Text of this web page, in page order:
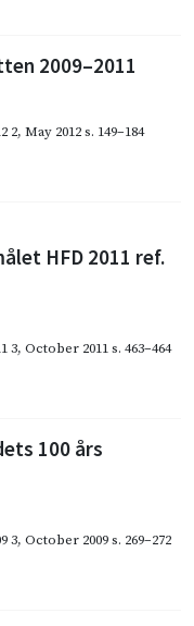
2009–2011
2, May 2012s. 149–184
HFD 2011 ref.
3, October 2011s. 463–464
100 års
3, October 2009s. 269–272